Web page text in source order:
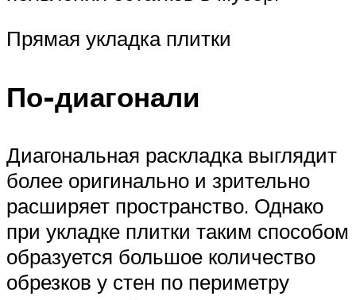
Прямая укладка плитки
По-диагонали
Диагональная раскладка выглядит
более оригинально и зрительно
расширяет пространство. Однако
при укладке плитки таким способом
образуется большое количество
обрезков у стен по периметру